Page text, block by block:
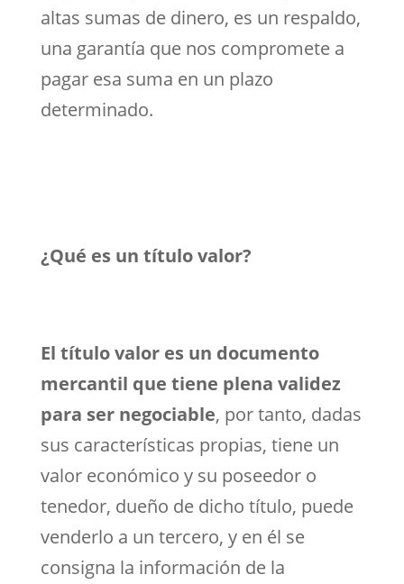
altas sumas de dinero, es un respaldo,
una garantía que nos compromete a
pagar esa suma en un plazo
determinado.
¿Qué es un título valor?
El título valor es un documento
mercantil que tiene plena validez
para ser negociable, por tanto, dadas
sus características propias, tiene un
valor económico y su poseedor o
tenedor, dueño de dicho título, puede
venderlo a un tercero, y en él se
consigna la información de la